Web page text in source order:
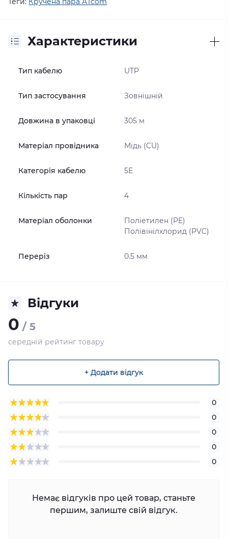
Характеристики
Тип кабелю UTP
Тип застосування Зовнішній
Довжина в упаковці 305 м
Матеріал провідника Мідь (CU)
Категорія кабелю 5E
Кількість пар 4
Матеріал оболонки
Поліетилен (PE)
Полівінілхлорид (PVC)
Переріз 0.5 мм
Відгуки
0 / 5
середній рейтинг товару
+ Додати відгук
0
0
0
0
0
Немає відгуків про цей товар, станьте
першим, залиште свій відгук.